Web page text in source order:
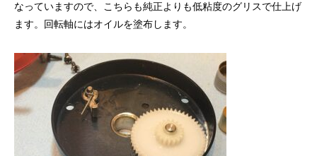
なっていますので、こちらも純正よりも低粘度のグリスで仕上げ
ます。回転軸にはオイルを塗布します。